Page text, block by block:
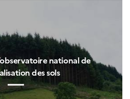
national de
des sols